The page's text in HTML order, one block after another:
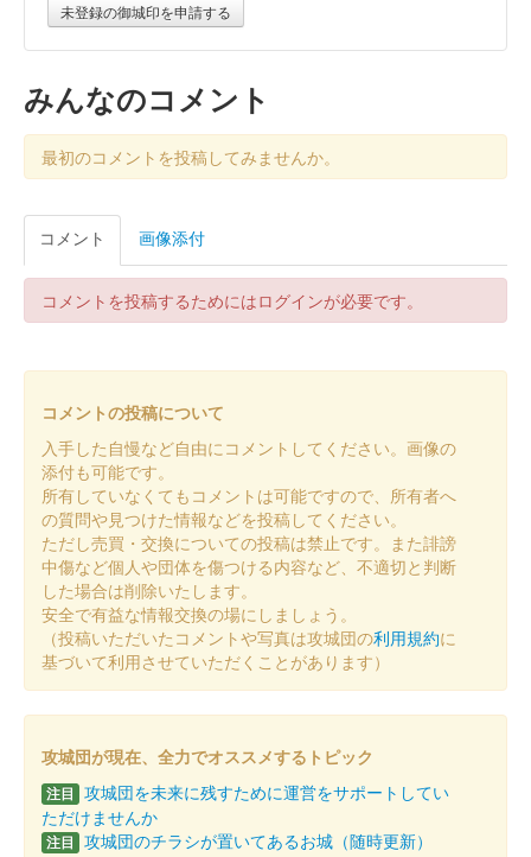
白井城 御城印 徳川譜代夏限定版
白井城 御城印 上杉謙信公夏限定版
白井城 御城印
白井城 御城印
白井城 御城印
白井城 御城印 八重桜春限定版
白井城 御城印 お城EXPO 2024限定版
販売終了
者の倉〜関東友城集結の陣〜のブースにて販売された御城印。50
枚限定
白井城 御城印 徳川譜代冬限定印
未登録の御城印を申請する
みんなのコメント
最初のコメントを投稿してみませんか。
コメント 画像添付
コメントを投稿するためにはログインが必要です。
コメントの投稿について
入手した自慢など自由にコメントしてください。画像の
添付も可能です。
所有していなくてもコメントは可能ですので、所有者へ
の質問や見つけた情報などを投稿してください。
ただし売買・交換についての投稿は禁止です。また誹謗
中傷など個人や団体を傷つける内容など、不適切と判断
した場合は削除いたします。
安全で有益な情報交換の場にしましょう。
（投稿いただいたコメントや写真は攻城団の利用規約に
基づいて利用させていただくことがあります）
攻城団が現在、全力でオススメするトピック
注目 攻城団を未来に残すために運営をサポートしてい
ただけませんか
注目 攻城団のチラシが置いてあるお城（随時更新）